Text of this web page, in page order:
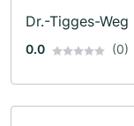
Dr.-Tigges-
0.0 (0)